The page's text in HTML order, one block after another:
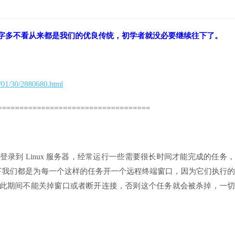
不看从来都是我们的优良传统，初学者就没必要继续往下了。
30/2880680.html
录到 Linux 服务器，经常运行一些需要很长时间才能完成的任务，
们都是为每一个这样的任务开一个远程终端窗口，因为它们执行的
期间不能关掉窗口或者断开连接，否则这个任务就会被杀掉，一切